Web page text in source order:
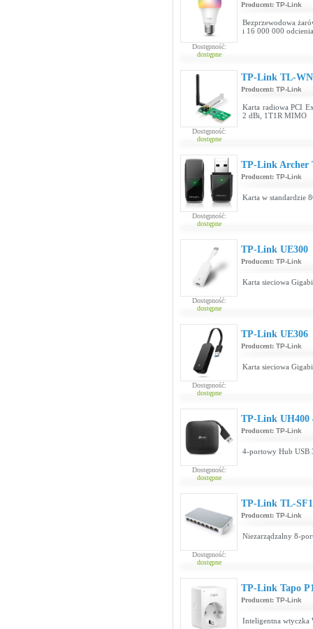
Dostępność:
dostępne
Producent: TP-Link
Bezprzewodowa
i 16 000 000
Dostępność:
dostępne
TP-Link TL-
Producent: TP-Link
Karta radiowa PCI
2 dBi, 1T1R MIMO
Dostępność:
dostępne
TP-Link Archer
Producent: TP-Link
Karta w standardzie
Dostępność:
dostępne
TP-Link UE300
Producent: TP-Link
Karta sieciowa
Dostępność:
dostępne
TP-Link UE306
Producent: TP-Link
Karta sieciowa
Dostępność:
dostępne
TP-Link UH400
Producent: TP-Link
4-portowy Hub USB
Dostępność:
dostępne
TP-Link TL-
Producent: TP-Link
Niezarządzalny 8-
TP-Link Tapo
Producent: TP-Link
Inteligentna wtyczka